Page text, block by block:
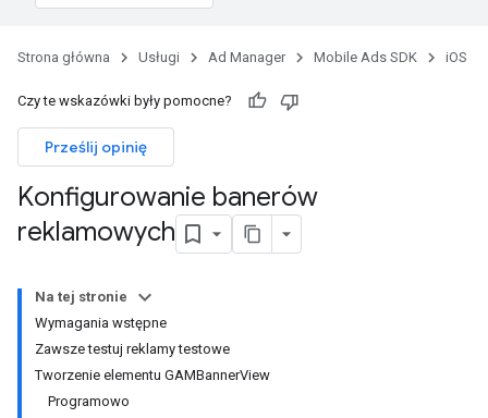
Strona główna Usługi Ad Manager Mobile Ads SDK iOS
Czy te wskazówki były pomocne?
Prześlij opinię
Konfigurowanie banerów
reklamowych
Na tej stronie
Wymagania wstępne
Zawsze testuj reklamy testowe
Tworzenie elementu GAMBannerView
Programowo